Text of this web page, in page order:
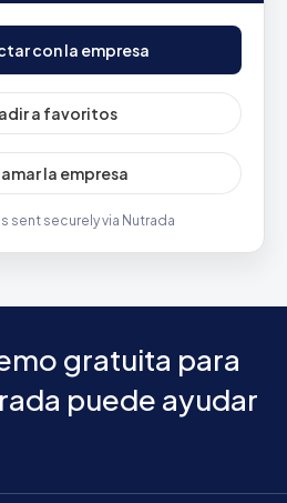
con la empresa
a favoritos
la empresa
sent securely via Nutrada
gratuita para
puede ayudar